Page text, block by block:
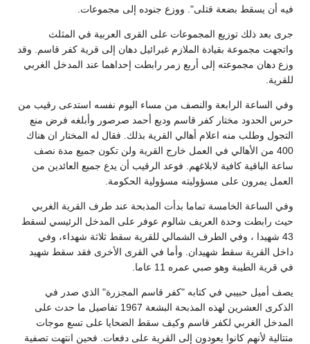
فيه أن يسقط بضعة قتلى". ووزع جنوده إلى مجموعات.
جرى بعد ذلك توزيع المجموعات على القرى العربية في المثلث
واتجهت مجموعة بقيادة الملازم غبرائيل دهان إلى قرية كفر قاسم. وقد
وزع دهان مجموعته إلى أربع زمر رابطت إحداهما عند المدخل الغربي
للقرية.
وفي الساعة الرابعة والنصف من مساء اليوم نفسه استدعى رقيب من
حرس الحدود مختار كفر قاسم وديع أحمد صرصور وأبلغه فرض منع
التجول وطلب منه اعلام أهالي القرية بذلك. فقال له المختار ان هناك
400 من الأهالي في العمل خارج القرية ولن تكون جميع مدة نصف
ساعة الباقية كافية لابلاغهم. فوعد الرقيب أن يدع جميع العائدين من
العمل يمرون على مسؤوليته مسؤولية الحكومة.
وفي الساعة الخامسة تماما بدأت المذبحة عند طرف القرية الغربي
حيث رابطت وحدة العريف شالوم عوفر على المدخل الرئيسي لسقط
43 شهيدا ، وفي الطرف الشمالي للقرية سقط ثلاثة شهداء، وفي
داخل القرية سقط شهيدان. وأما في القرى الأخرى فقد سقط شهيد
في قرية الطيبة وهو صبي عمره 11 عاما.
يصف أميل حبيبي في كتابه "كفر قاسم المجزرة" الذي صدر في
الذكرى العشرين لهذه المذبحة البشعة 1967 تفاصيل ما حدث على
المدخل الغربي لكفر قاسم وكيف سقط الضحايا على تسع موجات
متتالية لأنهم كانوا يعودون إلى القرية على دفعات. فحين انتهت تصفية